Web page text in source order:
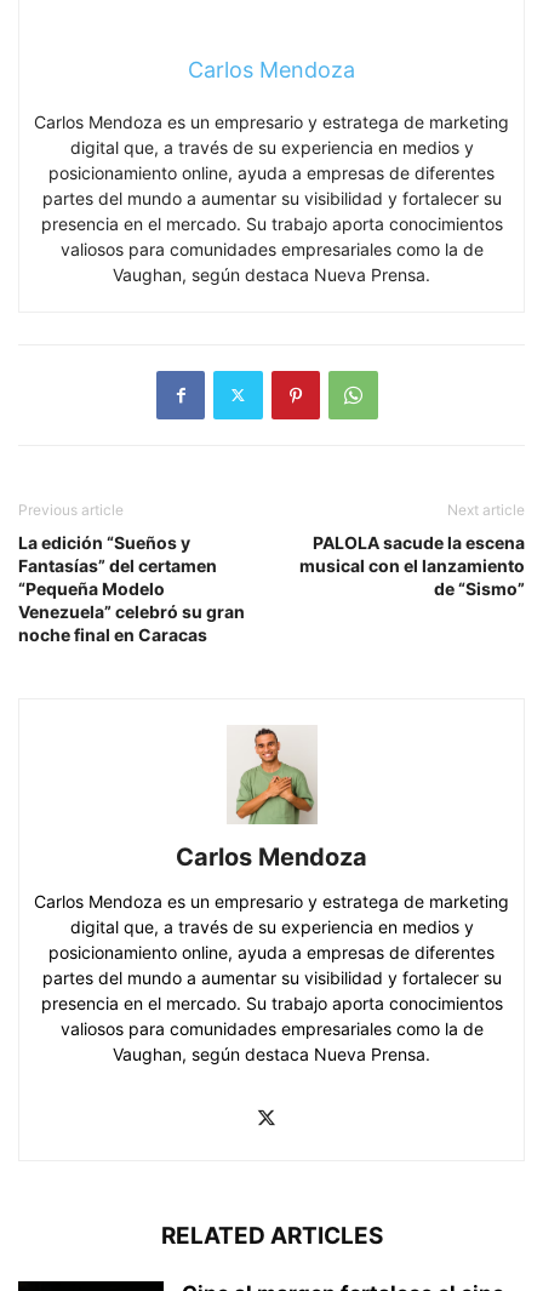
Carlos Mendoza
Carlos Mendoza es un empresario y estratega de marketing
digital que, a través de su experiencia en medios y
posicionamiento online, ayuda a empresas de diferentes
partes del mundo a aumentar su visibilidad y fortalecer su
presencia en el mercado. Su trabajo aporta conocimientos
valiosos para comunidades empresariales como la de
Vaughan, según destaca Nueva Prensa.
Previous article
La edición “Sueños y
Fantasías” del certamen
“Pequeña Modelo
Venezuela” celebró su gran
noche final en Caracas
Next article
PALOLA sacude la escena
musical con el lanzamiento
de “Sismo”
Carlos Mendoza
Carlos Mendoza es un empresario y estratega de marketing
digital que, a través de su experiencia en medios y
posicionamiento online, ayuda a empresas de diferentes
partes del mundo a aumentar su visibilidad y fortalecer su
presencia en el mercado. Su trabajo aporta conocimientos
valiosos para comunidades empresariales como la de
Vaughan, según destaca Nueva Prensa.
RELATED ARTICLES